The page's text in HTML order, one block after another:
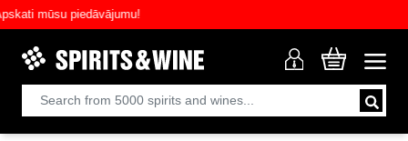
mūsu piedāvājumu!